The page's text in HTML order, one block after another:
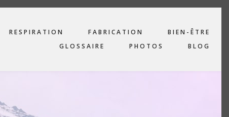
RESPIRATION FABRICATION
BIEN-ÊTRE
GLOSSAIRE
PHOTOS BLOG